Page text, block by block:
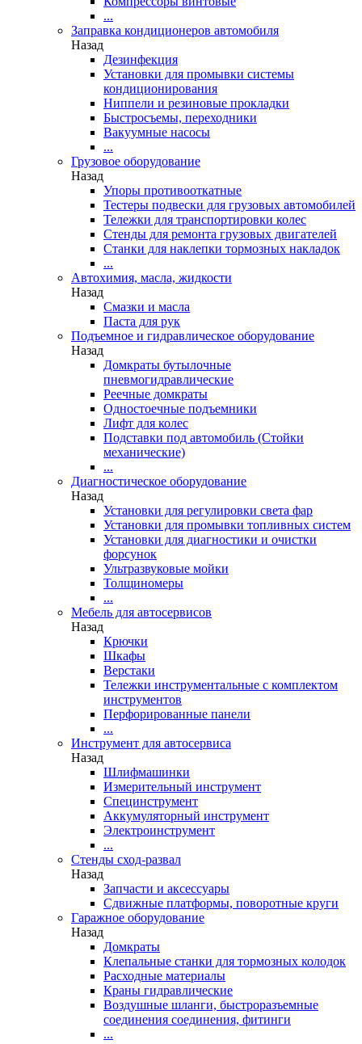
...
Заправка кондиционеров автомобиля
Назад
Дезинфекция
Установки для промывки системы
кондиционирования
Ниппели и резиновые прокладки
Быстросъемы, переходники
Вакуумные насосы
...
Грузовое оборудование
Назад
Упоры противооткатные
Тестеры подвески для грузовых автомобилей
Тележки для транспортировки колес
Стенды для ремонта грузовых двигателей
Станки для наклепки тормозных накладок
...
Автохимия, масла, жидкости
Назад
Смазки и масла
Паста для рук
Подъемное и гидравлическое оборудование
Назад
Домкраты бутылочные
пневмогидравлические
Реечные домкраты
Одностоечные подъемники
Лифт для колес
Подставки под автомобиль (Стойки
механические)
...
Диагностическое оборудование
Назад
Установки для регулировки света фар
Установки для промывки топливных систем
Установки для диагностики и очистки
форсунок
Ультразвуковые мойки
Толщиномеры
...
Мебель для автосервисов
Назад
Крючки
Шкафы
Верстаки
Тележки инструментальные с комплектом
инструментов
Перфорированные панели
...
Инструмент для автосервиса
Назад
Шлифмашинки
Измерительный инструмент
Специнструмент
Аккумуляторный инструмент
Электроинструмент
...
Стенды сход-развал
Назад
Запчасти и аксессуары
Сдвижные платформы, поворотные круги
Гаражное оборудование
Назад
Домкраты
Клепальные станки для тормозных колодок
Расходные материалы
Краны гидравлические
Воздушные шланги, быстроразъемные
соединения соединения, фитинги
...